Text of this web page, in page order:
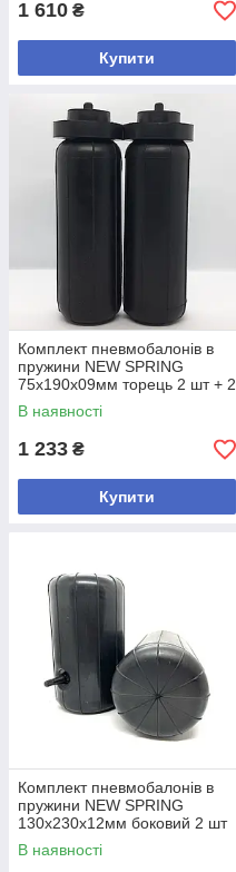
1 610 ₴
Купити
Комплект пневмобалонів в
пружини NEW SPRING
75х190х09мм торець 2 шт + 2
проставки Код/Артикул
482.75.190.10.4.Т.
В наявності
1 233 ₴
Купити
Комплект пневмобалонів в
пружини NEW SPRING
130х230х12мм боковий 2 шт
Код/Артикул
482.130.230.12.2.В
В наявності